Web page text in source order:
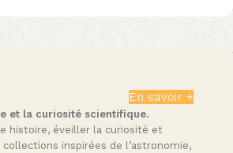
En savoir +
et la curiosité scientifique.
histoire, éveiller la curiosité et
inspirées de l’astronomie,